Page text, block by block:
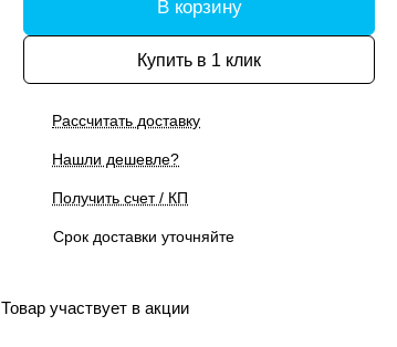
В корзину
Купить в 1 клик
Рассчитать доставку
Нашли дешевле?
Получить счет / КП
Срок доставки уточняйте
Товар участвует в акции